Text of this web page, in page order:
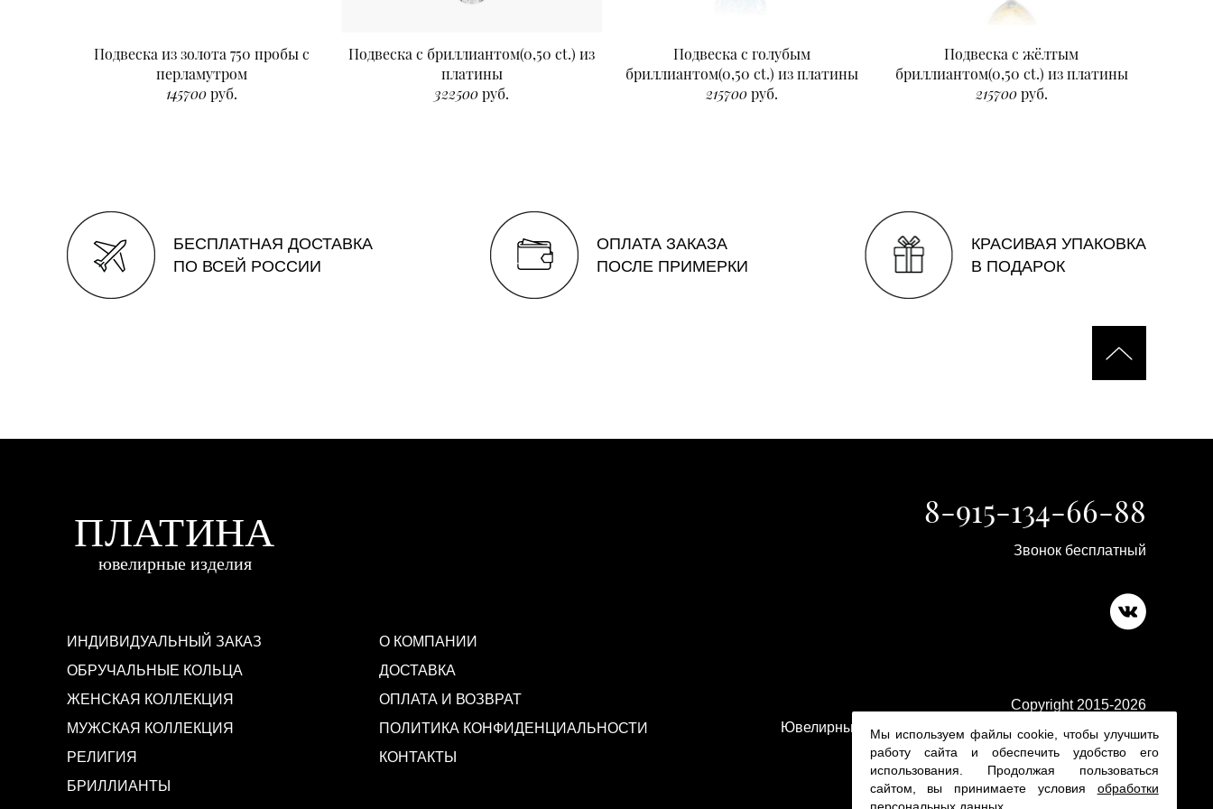
Подвеска из золота 750 пробы с
перламутром
145700руб.
Подвеска с бриллиантом(0,50 ct.) из
платины
322500руб.
Подвеска с голубым
бриллиантом(0,50 ct.) из платины
215700руб.
Подвеска с жёлтым
бриллиантом(0,50 ct.) из платины
215700руб.
БЕСПЛАТНАЯ ДОСТАВКА
ПО ВСЕЙ РОССИИ
ОПЛАТА ЗАКАЗА
ПОСЛЕ ПРИМЕРКИ
КРАСИВАЯ УПАКОВКА
В ПОДАРОК
ИНДИВИДУАЛЬНЫЙ ЗАКАЗ
ОБРУЧАЛЬНЫЕ КОЛЬЦА
ЖЕНСКАЯ КОЛЛЕКЦИЯ
МУЖСКАЯ КОЛЛЕКЦИЯ
РЕЛИГИЯ
БРИЛЛИАНТЫ
О КОМПАНИИ
ДОСТАВКА
ОПЛАТА И ВОЗВРАТ
ПОЛИТИКА КОНФИДЕНЦИАЛЬНОСТИ
КОНТАКТЫ
8-915-134-66-88
Звонок бесплатный
Copyright 2015-2026
Ювелирные изделия в ювелирном магазине Platina 24
Мы используем файлы cookie, чтобы улучшить
работу сайта и обеспечить удобство его
использования. Продолжая пользоваться
сайтом, вы принимаете условия обработки